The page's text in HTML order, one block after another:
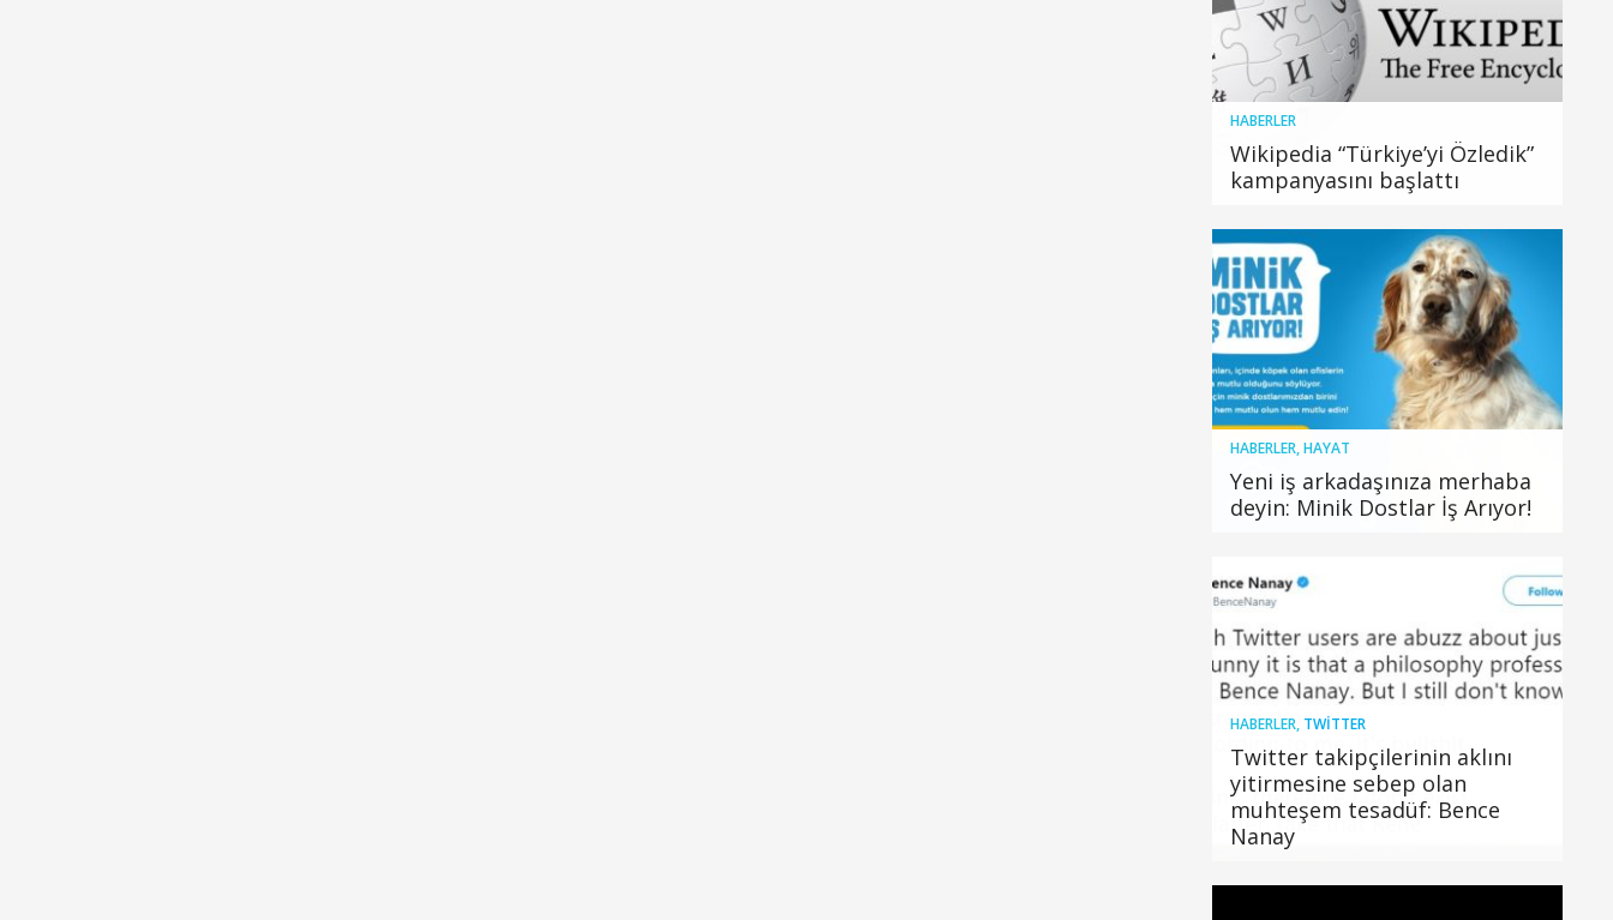
HABERLER
Wikipedia “Türkiye’yi Özledik”
kampanyasını başlattı
HABERLER,HAYAT
Yeni iş arkadaşınıza merhaba
deyin: Minik Dostlar İş Arıyor!
HABERLER, TWITTER
Twitter takipçilerinin aklını
yitirmesine sebep olan
muhteşem tesadüf: Bence
Nanay